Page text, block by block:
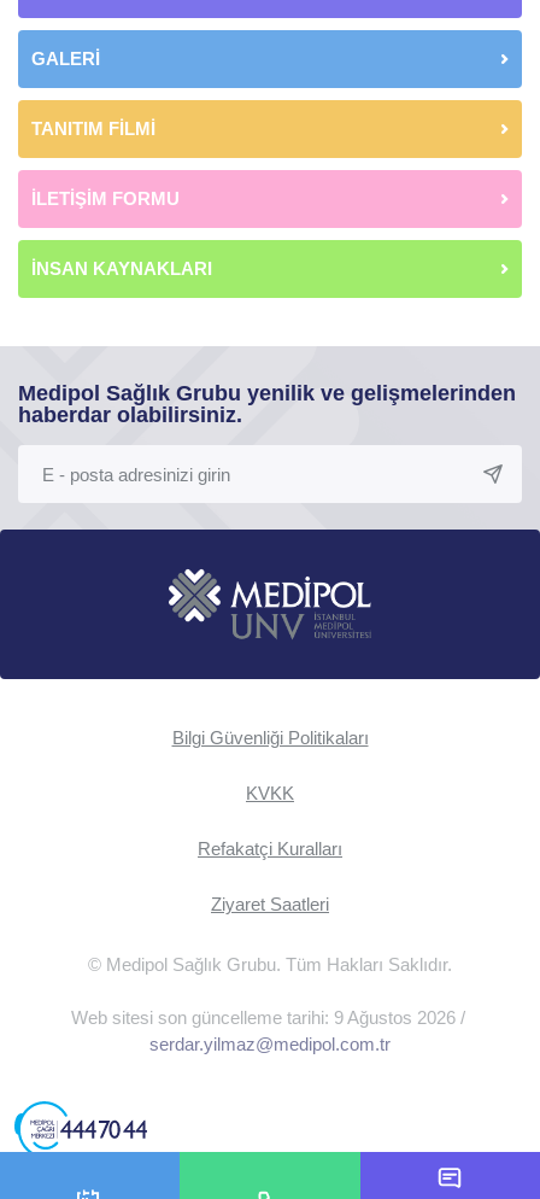
GALERİ
TANITIM FİLMİ
İLETİŞİM FORMU
İNSAN KAYNAKLARI
Medipol Sağlık Grubu yenilik ve gelişmelerinden
haberdar olabilirsiniz.
Bilgi Güvenliği Politikaları
KVKK
Refakatçi Kuralları
Ziyaret Saatleri
© Medipol Sağlık Grubu. Tüm Hakları Saklıdır.
Web sitesi son güncelleme tarihi: 9 Ağustos 2026 /
serdar.yilmaz@medipol.com.tr